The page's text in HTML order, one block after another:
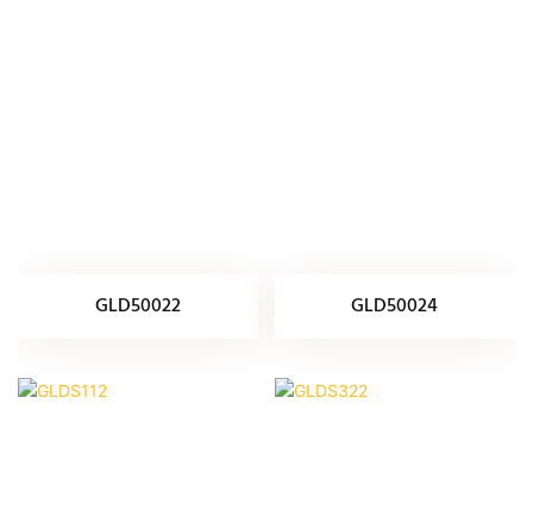
GLD50022 GLD50024